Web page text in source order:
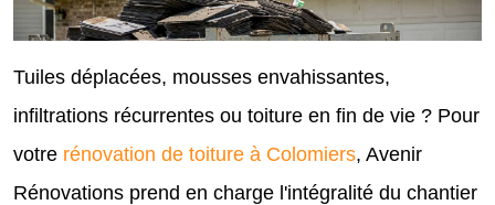
Tuiles déplacées, mousses envahissantes,
infiltrations récurrentes ou toiture en fin de vie ? Pour
votre rénovation de toiture à Colomiers, Avenir
Rénovations prend en charge l'intégralité du chantier